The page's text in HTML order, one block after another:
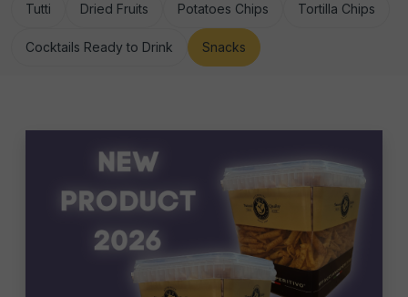
Tutti Dried Fruits Potatoes Chips Tortilla Chips
Cocktails Ready to Drink Snacks